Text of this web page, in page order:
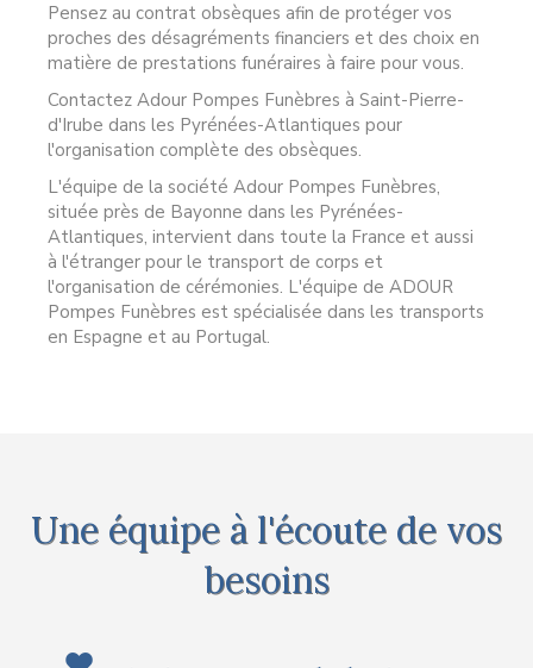
Pensez au contrat obsèques afin de protéger vos
proches des désagréments financiers et des choix en
matière de prestations funéraires à faire pour vous.
Contactez Adour Pompes Funèbres à Saint-Pierre-
d'Irube dans les Pyrénées-Atlantiques pour
l'organisation complète des obsèques.
L'équipe de la société Adour Pompes Funèbres,
située près de Bayonne dans les Pyrénées-
Atlantiques, intervient dans toute la France et aussi
à l'étranger pour le transport de corps et
l'organisation de cérémonies. L'équipe de ADOUR
Pompes Funèbres est spécialisée dans les transports
en Espagne et au Portugal.
Une équipe à l'écoute de vos
besoins